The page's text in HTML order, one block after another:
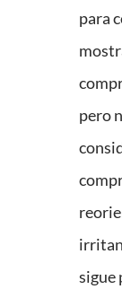
para
pero
sigue